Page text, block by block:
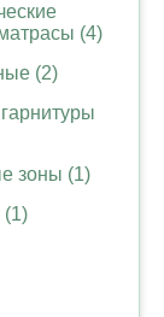
(4)
(2)
зоны (1)